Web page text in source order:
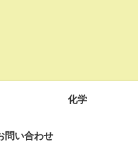
化学
問い合わせ